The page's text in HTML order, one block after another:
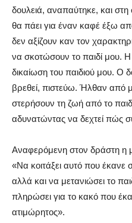
δουλειά, αναπαύτηκε, και στη
θα πάει για έναν καφέ έξω
δεν αξίζουν καν τον
να σκοτώσουν το παιδί μου. Η
δικαίωση του παιδιού μου. Ο
βρεθεί, πιστεύω. Ήλθαν από
στερήσουν τη ζωή από το
αδυνατώντας να δεχτεί πώς
Αναφερόμενη στον δράστη η
«Να κοιτάξει αυτό που έκανε
αλλά και να μετανιώσει το
πληρώσει για το κακό που
ατιμώρητος».